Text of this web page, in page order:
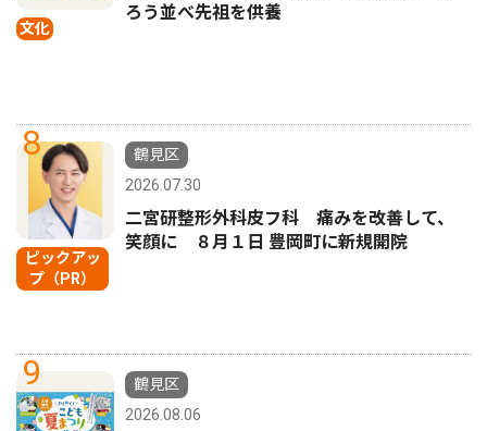
文化
ろう並べ先祖を供養
8
ピックアッ
プ（PR）
鶴見区
2026.07.30
二宮研整形外科皮フ科 痛みを改善して、
笑顔に ８月１日 豊岡町に新規開院
9
鶴見区
2026.08.06